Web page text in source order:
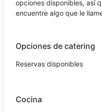
opciones disponibles, así
encuentre algo que le
Opciones de catering
Reservas disponibles
Cocina